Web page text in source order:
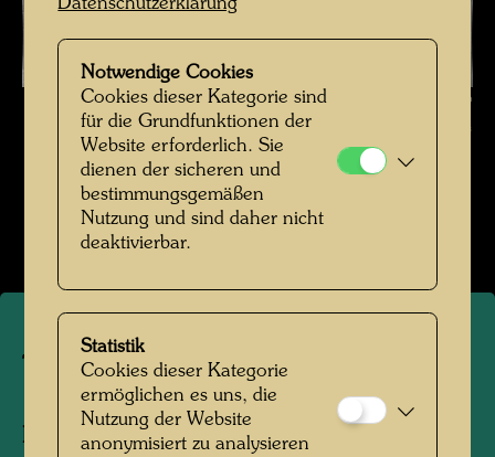
Tempelhüpfen , Fotograf: Friedensreich Hundertwasser ©
Hundertwasser Archiv
Werte der Strasse
Bildergalerie öffnen
Tempelhüpfen
Fotograf:Friedensreich Hundertwasser
Datenschutzerklärung
Notwendige Cookies
Cookies dieser Kategorie sind
für die Grundfunktionen der
Website erforderlich. Sie
dienen der sicheren und
bestimmungsgemäßen
Nutzung und sind daher nicht
deaktivierbar.
Statistik
Cookies dieser Kategorie
ermöglichen es uns, die
Nutzung der Website
anonymisiert zu analysieren